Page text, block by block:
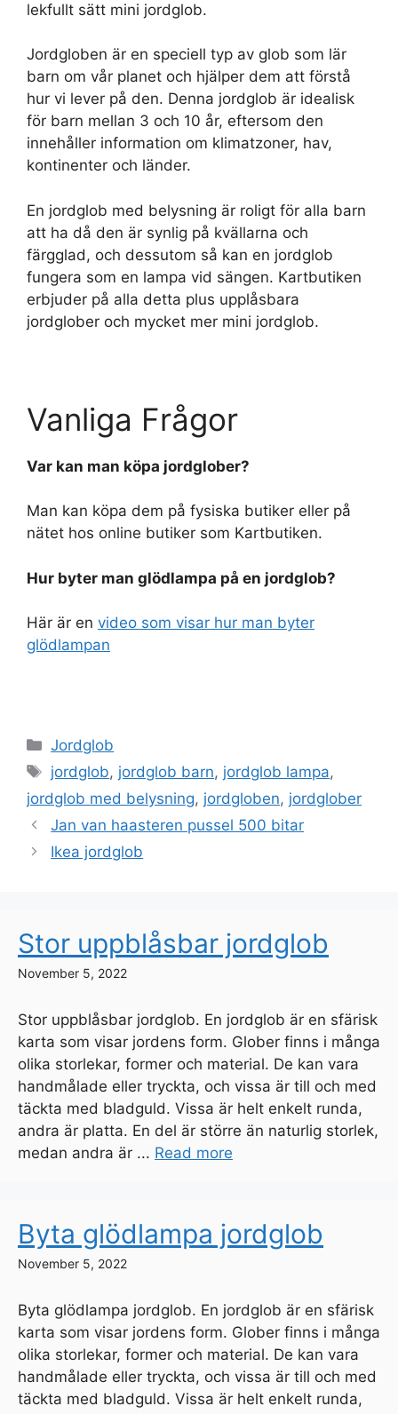
lekfullt sätt mini jordglob.
Jordgloben är en speciell typ av glob som lär
barn om vår planet och hjälper dem att förstå
hur vi lever på den. Denna jordglob är idealisk
för barn mellan 3 och 10 år, eftersom den
innehåller information om klimatzoner, hav,
kontinenter och länder.
En jordglob med belysning är roligt för alla barn
att ha då den är synlig på kvällarna och
färgglad, och dessutom så kan en jordglob
fungera som en lampa vid sängen. Kartbutiken
erbjuder på alla detta plus upplåsbara
jordglober och mycket mer mini jordglob.
Vanliga Frågor
Var kan man köpa jordglober?
Man kan köpa dem på fysiska butiker eller på
nätet hos online butiker som Kartbutiken.
Hur byter man glödlampa på en jordglob?
Här är en video som visar hur man byter
glödlampan
Categories
Jordglob
Tags
jordglob, jordglob barn, jordglob lampa,
jordglob med belysning, jordgloben, jordglober
Jan van haasteren pussel 500 bitar
Ikea jordglob
Stor uppblåsbar jordglob
November 5, 2022
Stor uppblåsbar jordglob. En jordglob är en sfärisk
karta som visar jordens form. Glober finns i många
olika storlekar, former och material. De kan vara
handmålade eller tryckta, och vissa är till och med
täckta med bladguld. Vissa är helt enkelt runda,
andra är platta. En del är större än naturlig storlek,
medan andra är ... Read more
Byta glödlampa jordglob
November 5, 2022
Byta glödlampa jordglob. En jordglob är en sfärisk
karta som visar jordens form. Glober finns i många
olika storlekar, former och material. De kan vara
handmålade eller tryckta, och vissa är till och med
täckta med bladguld. Vissa är helt enkelt runda,